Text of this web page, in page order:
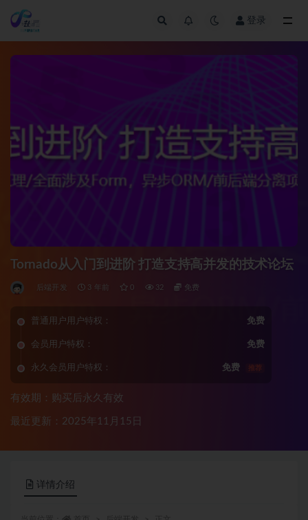
登录
Tornado从入门到进阶 打造支持高并发的技术论坛
后端开发 3 年前 0 32 免费
普通用户用户特权： 免费
会员用户特权： 免费
永久会员用户特权： 免费 推荐
有效期：购买后永久有效
最近更新：2025年11月15日
详情介绍